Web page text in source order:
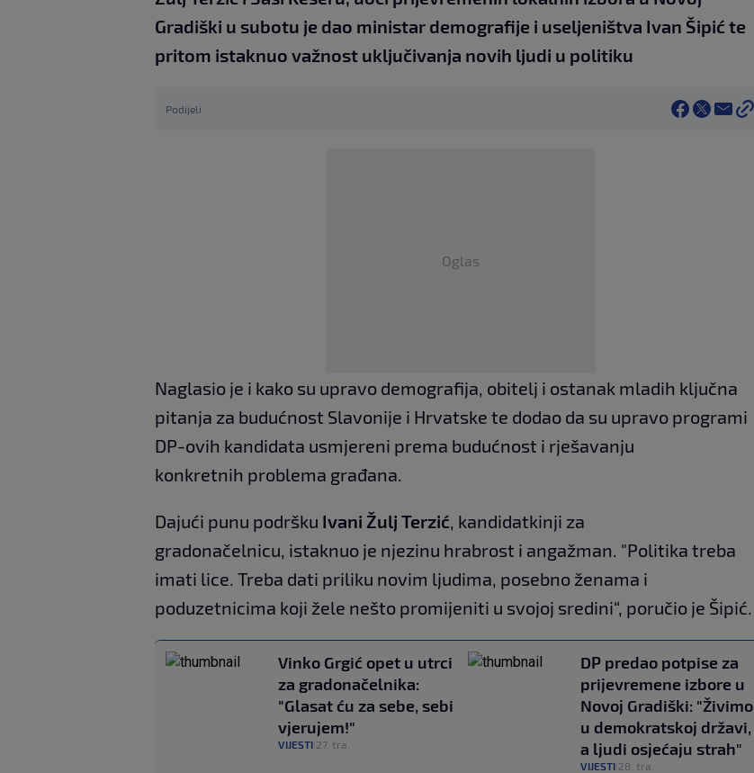
Gradiški u subotu je dao ministar demografije i useljeništva Ivan Šipić te
pritom istaknuo važnost uključivanja novih ljudi u politiku
Podijeli
Oglas
Naglasio je i kako su upravo demografija, obitelj i ostanak mladih ključna
pitanja za budućnost Slavonije i Hrvatske te dodao da su upravo programi
DP-ovih kandidata usmjereni prema budućnost i rješavanju
konkretnih problema građana.
Dajući punu podršku Ivani Žulj Terzić , kandidatkinji za
gradonačelnicu, istaknuo je njezinu hrabrost i angažman. "Politika treba
imati lice. Treba dati priliku novim ljudima, posebno ženama i
poduzetnicima koji žele nešto promijeniti u svojoj sredini“, poručio je Šipić.
Vinko Grgić opet u utrci
za gradonačelnika:
"Glasat ću za sebe, sebi
vjerujem!"
VIJESTI 27. tra.
DP predao potpise za
prijevremene izbore u
Novoj Gradiški: "Živimo
u demokratskoj državi,
a ljudi osjećaju strah"
VIJESTI 28. tra.